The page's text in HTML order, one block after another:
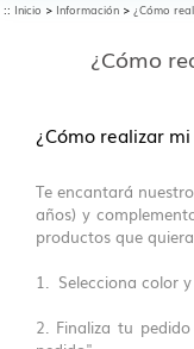
:: Inicio > Información > ¿Cómo
¿Cómo
¿Cómo realizar
Te encantará
años) y
productos que
1. Selecciona color
2. Finaliza tu